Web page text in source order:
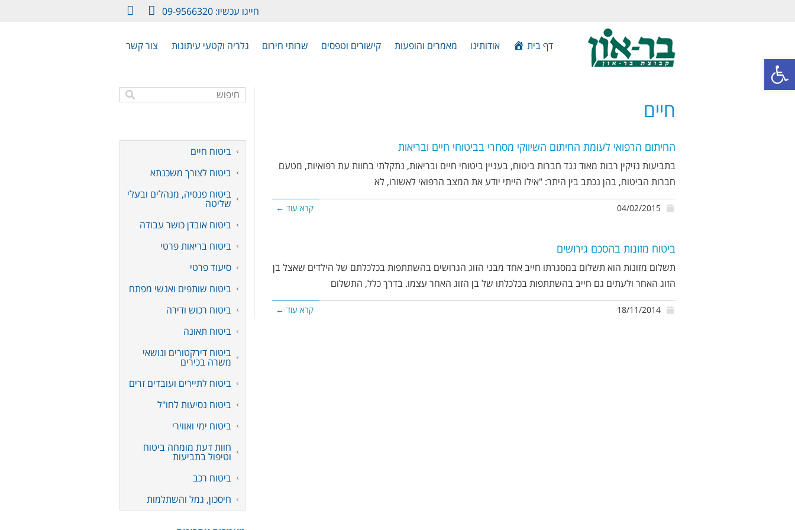
פתח סרגל נגישות
חייגו עכשיו: 09-9566320
דף בית
אודותינו מאמרים והופעות קישורים וטפסים שרותי חירום גלריה וקטעי עיתונות צור קשר
חיים
החיתום הרפואי לעומת החיתום השיווקי מסחרי בביטוחי חיים ובריאות
בתביעות נזיקין רבות מאוד נגד חברות ביטוח, בעניין ביטוחי חיים ובריאות, נתקלתי בחוות עת רפואיות, מטעם
חברות הביטוח, בהן נכתב בין היתר: "אילו הייתי יודע את המצב הרפואי לאשורו, לא
קרא עוד ←
ביטוח מזונות בהסכם גירושים
תשלום מזונות הוא תשלום במסגרתו חייב אחד מבני הזוג הגרושים בהשתתפות בכלכלתם של הילדים שאצל בן
הזוג האחר ולעתים גם חייב בהשתתפות בכלכלתו של בן הזוג האחר עצמו. בדרך כלל, התשלום
קרא עוד ←
ביטוח חיים
ביטוח לצורך משכנתא
ביטוח פנסיה, מנהלים ובעלי
שליטה
ביטוח אובדן כושר עבודה
ביטוח בריאות פרטי
סיעוד פרטי
ביטוח שותפים ואנשי מפתח
ביטוח רכוש ודירה
ביטוח תאונה
ביטוח דירקטורים ונושאי
משרה בכירים
ביטוח לתיירים ועובדים זרים
ביטוח נסיעות לחו"ל
ביטוח ימי ואווירי
חוות דעת מומחה ביטוח
וטיפול בתביעות
ביטוח רכב
חיסכון, גמל והשתלמות